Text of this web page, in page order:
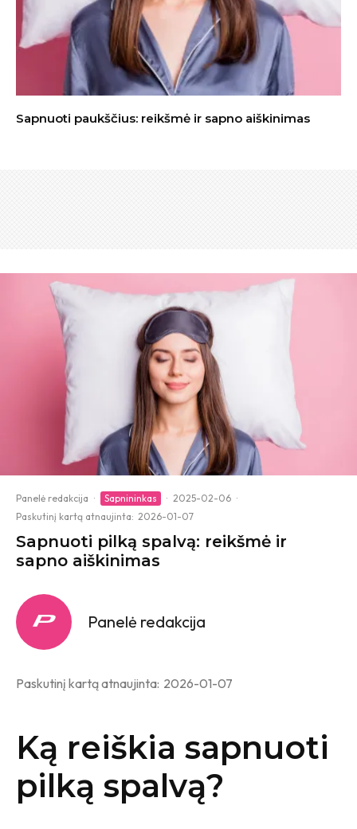
Sapnuoti paukščius: reikšmė ir sapno aiškinimas
Panelė redakcija · Sapnininkas · 2025-02-06 ·
Paskutinį kartą atnaujinta: 2026-01-07
Sapnuoti pilką spalvą: reikšmė ir
sapno aiškinimas
Panelė redakcija
Paskutinį kartą atnaujinta: 2026-01-07
Ką reiškia sapnuoti
pilką spalvą?